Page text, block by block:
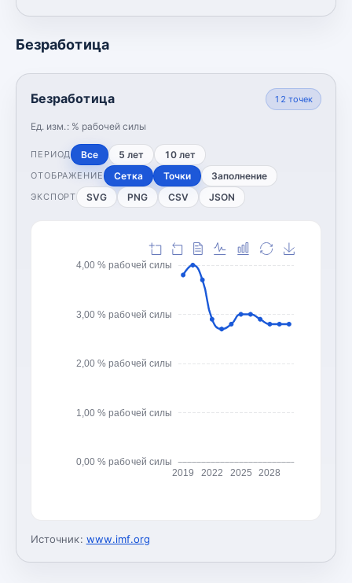
Безработица
Безработица
Ед. изм.: % рабочей силы
12 точек
ПЕРИОД Все 5 лет 10 лет
ОТОБРАЖЕНИЕ Сетка Точки Заполнение
ЭКСПОРТ SVG PNG CSV JSON
0,00 % рабочей силы
1,00 % рабочей силы
2,00 % рабочей силы
3,00 % рабочей силы
4,00 % рабочей силы
2019 2022 2025 2028
Источник: www.imf.org